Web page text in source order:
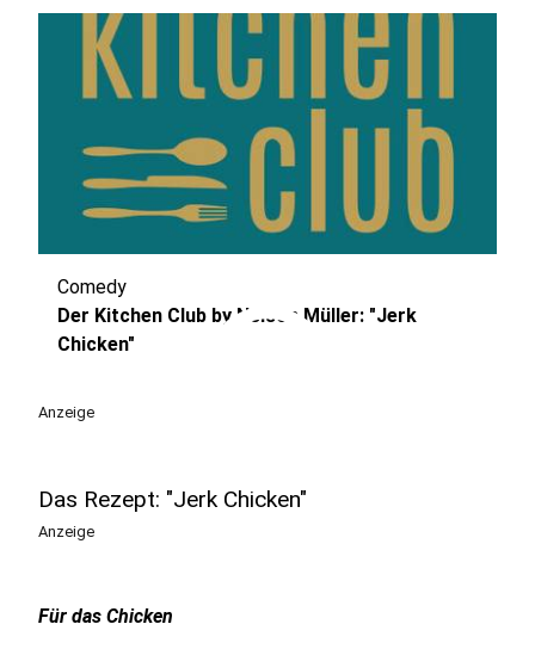
play_circle
Comedy
Der Kitchen Club by Nelson Müller: "Jerk
Chicken"
Anzeige
Das Rezept: "Jerk Chicken"
Anzeige
Für das Chicken